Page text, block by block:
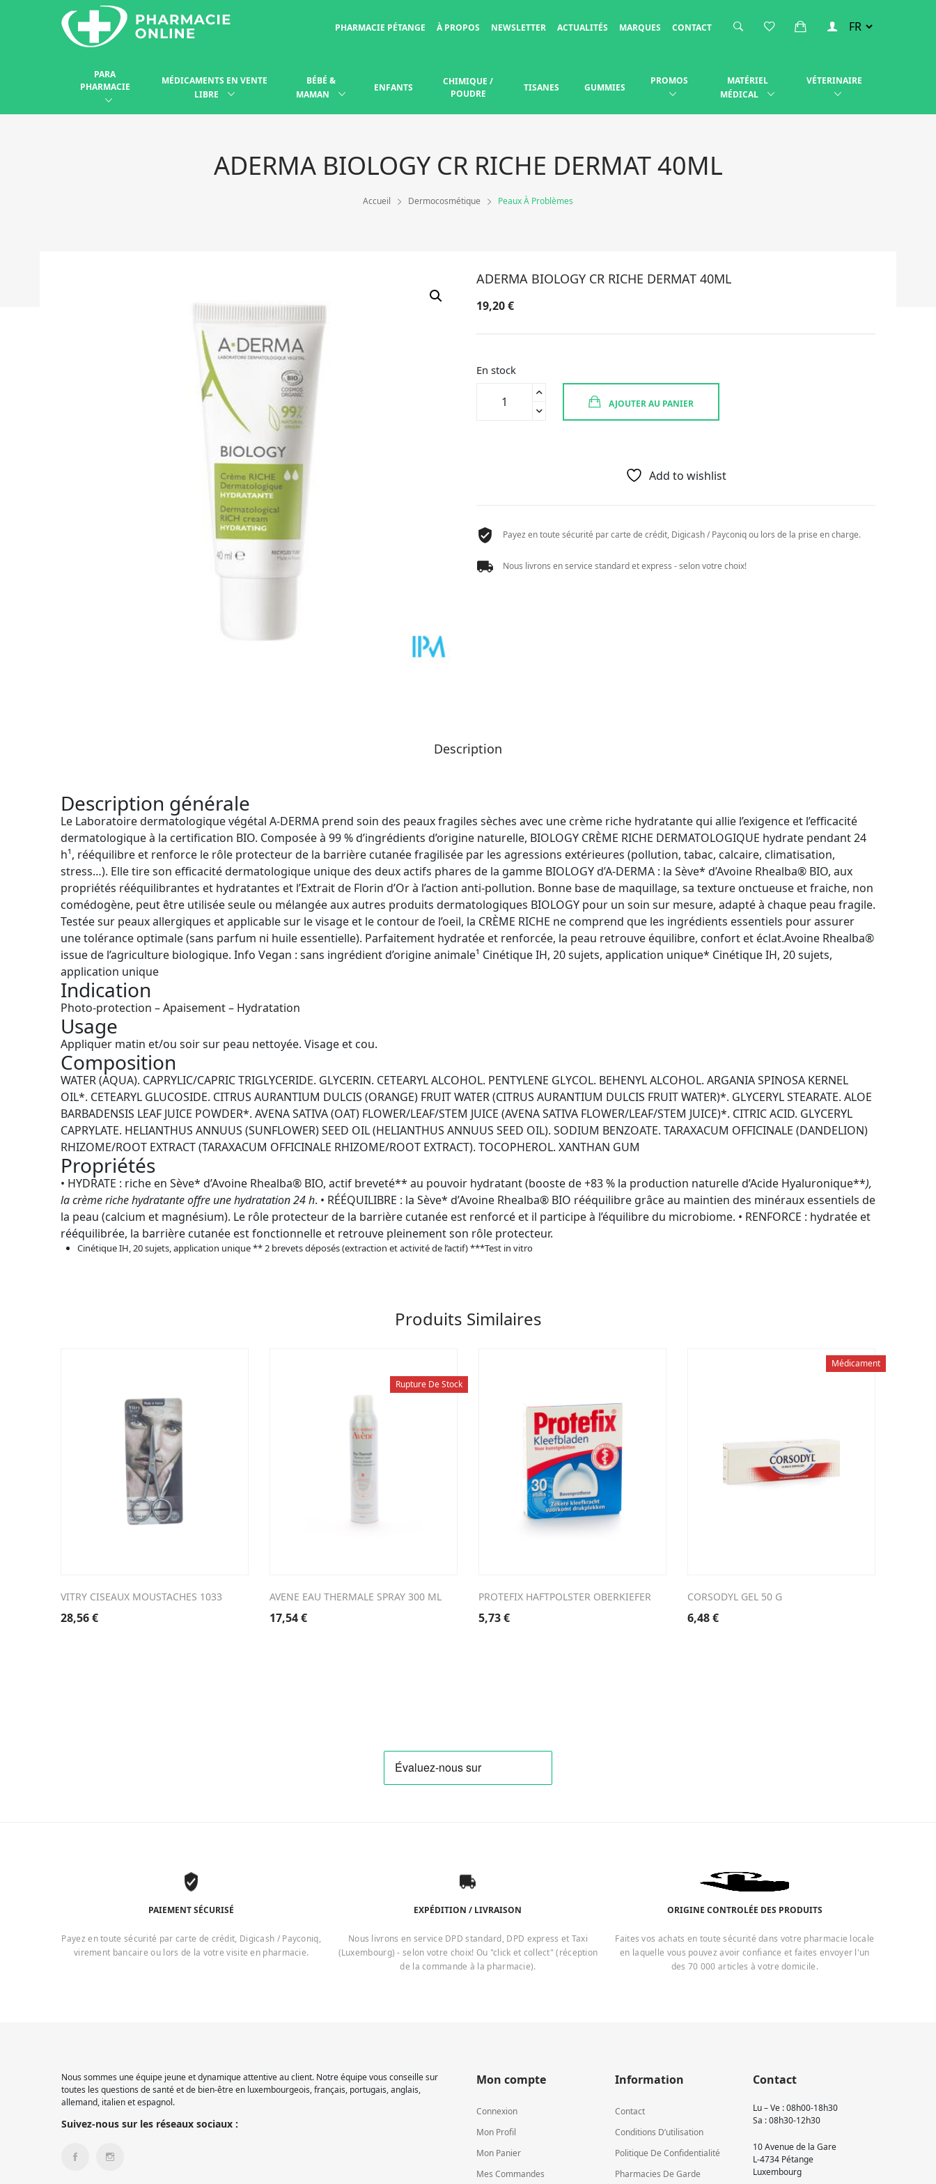
PHARMACIE PÉTANGE À PROPOS NEWSLETTER ACTUALITÉS MARQUES CONTACT
PARA
PHARMACIE
MÉDICAMENTS EN VENTE
LIBRE
BÉBÉ &
MAMAN
ENFANTS
CHIMIQUE /
POUDRE
TISANES GUMMIES
PROMOS
MATÉRIEL
MÉDICAL
VÉTERINAIRE
ADERMA BIOLOGY CR RICHE DERMAT 40ML
Accueil Dermocosmétique Peaux À Problèmes
ADERMA BIOLOGY CR RICHE DERMAT 40ML
19,20€
En stock
AJOUTER AU PANIER
Add to wishlist
Payez en toute sécurité par carte de crédit, Digicash / Payconiq ou lors de la prise en charge.
Nous livrons en service standard et express - selon votre choix!
Description
Description générale
Le Laboratoire dermatologique végétal A-DERMA prend soin des peaux fragiles sèches avec une crème riche hydratante qui allie l’exigence et l’efficacité
dermatologique à la certification BIO. Composée à 99 % d’ingrédients d’origine naturelle, BIOLOGY CRÈME RICHE DERMATOLOGIQUE hydrate pendant 24
h¹, rééquilibre et renforce le rôle protecteur de la barrière cutanée fragilisée par les agressions extérieures (pollution, tabac, calcaire, climatisation,
stress…). Elle tire son efficacité dermatologique unique des deux actifs phares de la gamme BIOLOGY d’A-DERMA : la Sève* d’Avoine Rhealba® BIO, aux
propriétés rééquilibrantes et hydratantes et l’Extrait de Florin d’Or à l’action anti-pollution. Bonne base de maquillage, sa texture onctueuse et fraiche, non
comédogène, peut être utilisée seule ou mélangée aux autres produits dermatologiques BIOLOGY pour un soin sur mesure, adapté à chaque peau fragile.
Testée sur peaux allergiques et applicable sur le visage et le contour de l’oeil, la CRÈME RICHE ne comprend que les ingrédients essentiels pour assurer
une tolérance optimale (sans parfum ni huile essentielle). Parfaitement hydratée et renforcée, la peau retrouve équilibre, confort et éclat.Avoine Rhealba®
issue de l’agriculture biologique. Info Vegan : sans ingrédient d’origine animale¹ Cinétique IH, 20 sujets, application unique* Cinétique IH, 20 sujets,
application unique
Indication
Photo-protection – Apaisement – Hydratation
Usage
Appliquer matin et/ou soir sur peau nettoyée. Visage et cou.
Composition
WATER (AQUA). CAPRYLIC/CAPRIC TRIGLYCERIDE. GLYCERIN. CETEARYL ALCOHOL. PENTYLENE GLYCOL. BEHENYL ALCOHOL. ARGANIA SPINOSA KERNEL
OIL*. CETEARYL GLUCOSIDE. CITRUS AURANTIUM DULCIS (ORANGE) FRUIT WATER (CITRUS AURANTIUM DULCIS FRUIT WATER)*. GLYCERYL STEARATE. ALOE
BARBADENSIS LEAF JUICE POWDER*. AVENA SATIVA (OAT) FLOWER/LEAF/STEM JUICE (AVENA SATIVA FLOWER/LEAF/STEM JUICE)*. CITRIC ACID. GLYCERYL
CAPRYLATE. HELIANTHUS ANNUUS (SUNFLOWER) SEED OIL (HELIANTHUS ANNUUS SEED OIL). SODIUM BENZOATE. TARAXACUM OFFICINALE (DANDELION)
RHIZOME/ROOT EXTRACT (TARAXACUM OFFICINALE RHIZOME/ROOT EXTRACT). TOCOPHEROL. XANTHAN GUM
Propriétés
• HYDRATE : riche en Sève* d’Avoine Rhealba® BIO, actif breveté** au pouvoir hydratant (booste de +83 % la production naturelle d’Acide Hyaluronique**),
la crème riche hydratante offre une hydratation 24 h. • RÉÉQUILIBRE : la Sève* d’Avoine Rhealba® BIO rééquilibre grâce au maintien des minéraux essentiels de
la peau (calcium et magnésium). Le rôle protecteur de la barrière cutanée est renforcé et il participe à l’équilibre du microbiome. • RENFORCE : hydratée et
rééquilibrée, la barrière cutanée est fonctionnelle et retrouve pleinement son rôle protecteur.
Cinétique IH, 20 sujets, application unique ** 2 brevets déposés (extraction et activité de l’actif) ***Test in vitro
Produits Similaires
VITRY CISEAUX MOUSTACHES 1033
28,56€
Rupture De Stock
AVENE EAU THERMALE SPRAY 300 ML
17,54€
PROTEFIX HAFTPOLSTER OBERKIEFER
5,73€
Médicament
CORSODYL GEL 50 G
6,48€
PAIEMENT SÉCURISÉ
Payez en toute sécurité par carte de crédit, Digicash / Payconiq,
virement bancaire ou lors de la votre visite en pharmacie.
EXPÉDITION / LIVRAISON
Nous livrons en service DPD standard, DPD express et Taxi
(Luxembourg) - selon votre choix! Ou "click et collect" (réception
de la commande à la pharmacie).
ORIGINE CONTROLÉE DES PRODUITS
Faites vos achats en toute sécurité dans votre pharmacie locale
en laquelle vous pouvez avoir confiance et faites envoyer l'un
des 70 000 articles à votre domicile.
Nous sommes une équipe jeune et dynamique attentive au client. Notre équipe vous conseille sur
toutes les questions de santé et de bien-être en luxembourgeois, français, portugais, anglais,
allemand, italien et espagnol.
Suivez-nous sur les réseaux sociaux :
Mon compte
Connexion
Mon Profil
Mon Panier
Mes Commandes
Information
Contact
Conditions D’utilisation
Politique De Confidentialité
Pharmacies De Garde
Contact
Lu – Ve : 08h00-18h30
Sa : 08h30-12h30
10 Avenue de la Gare
L-4734 Pétange
Luxembourg